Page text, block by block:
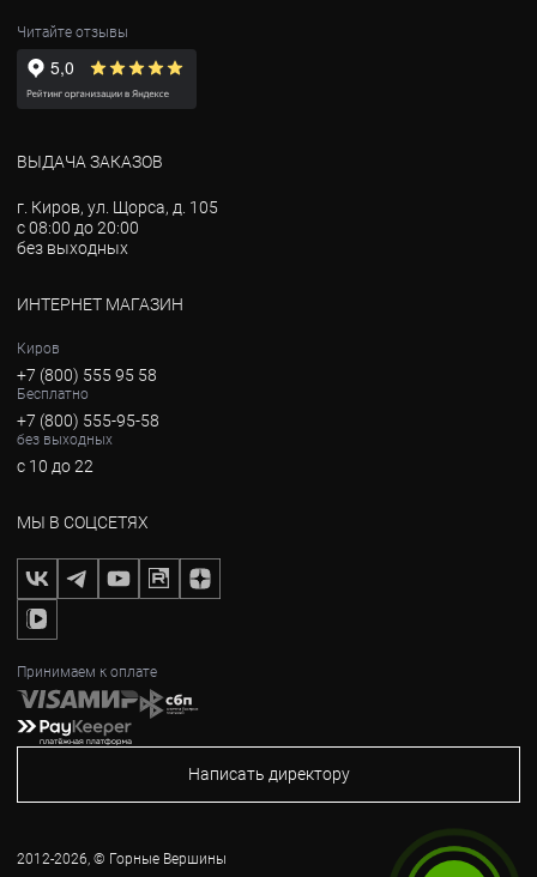
Читайте отзывы
ВЫДАЧА ЗАКАЗОВ
г. Киров, ул. Щорса, д. 105
с 08:00 до 20:00
без выходных
ИНТЕРНЕТ МАГАЗИН
Киров
+7 (800) 555 95 58
Бесплатно
+7 (800) 555-95-58
без выходных
с 10 до 22
МЫ В СОЦСЕТЯХ
Принимаем к оплате
Написать директору
2012-2026, © Горные Вершины